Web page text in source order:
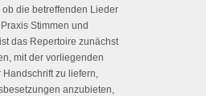
die betreffenden Lieder
Stimmen und
das Repertoire zunächst
mit der vorliegenden
zu liefern,
anzubieten,